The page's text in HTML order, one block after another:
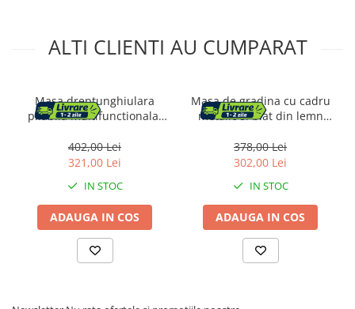
ALTI CLIENTI AU CUMPARAT
Masa dreptunghiulara
pliabila multifunctionala,
neagra
402,00 Lei
321,00 Lei
IN STOC
ADAUGA IN COS
Masa de gradina cu cadru
metalic si blat din lemn
natur
378,00 Lei
302,00 Lei
IN STOC
ADAUGA IN COS